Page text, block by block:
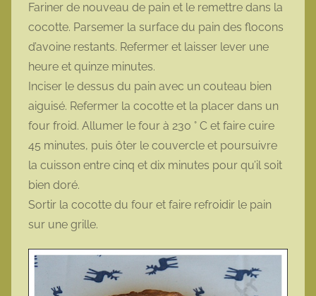
Fariner de nouveau de pain et le remettre dans la
cocotte. Parsemer la surface du pain des flocons
d’avoine restants. Refermer et laisser lever une
heure et quinze minutes.
Inciser le dessus du pain avec un couteau bien
aiguisé. Refermer la cocotte et la placer dans un
four froid. Allumer le four à 230 ° C et faire cuire
45 minutes, puis ôter le couvercle et poursuivre
la cuisson entre cinq et dix minutes pour qu’il soit
bien doré.
Sortir la cocotte du four et faire refroidir le pain
sur une grille.